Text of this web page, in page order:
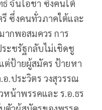
จันโอชา ซึ่งคนใต้
รี ซึ่งคนทั่วภาคใต้และ
กพอสมควร การ
ะชรัฐกลับไม่เชิดชู
ต่ป้ายผู้สมัคร ป้ายหา
อ.ประวิตร วงสุวรรณ
น้าพรรคและ ร.อ.ธร